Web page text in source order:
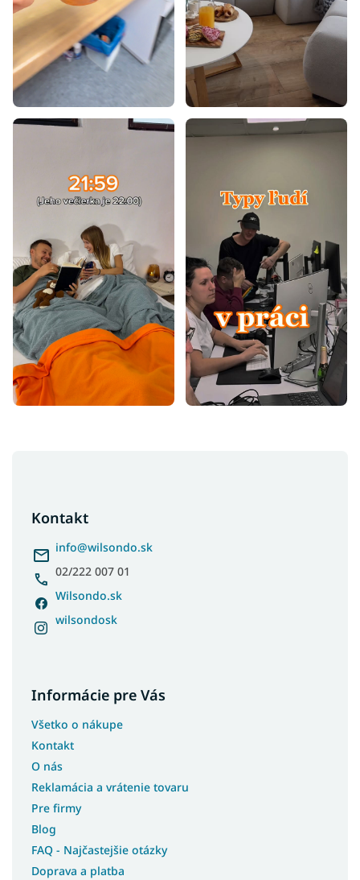
Kontakt
info@wilsondo.sk
02/222 007 01
Wilsondo.sk
wilsondosk
Informácie pre Vás
Všetko o nákupe
Kontakt
O nás
Reklamácia a vrátenie tovaru
Pre firmy
Blog
FAQ - Najčastejšie otázky
Doprava a platba